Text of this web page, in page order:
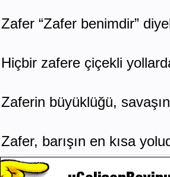
Zafer “Zafer benimdir”
Hiçbir zafere çiçekli
Zaferin büyüklüğü,
Zafer, barışın en kısa